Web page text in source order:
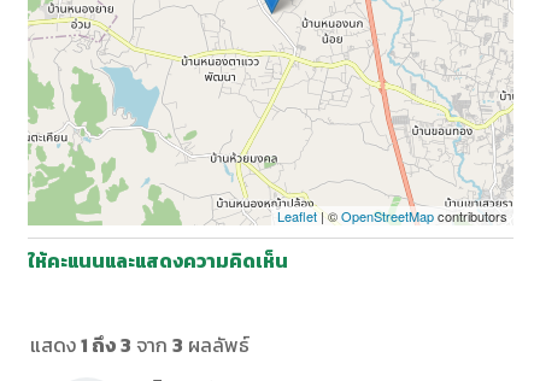
Leaflet| ©OpenStreetMapcontributors
ให้คะแนนและแสดงความคิดเห็น
แสดง1 ถึง 3 จาก 3 ผลลัพธ์